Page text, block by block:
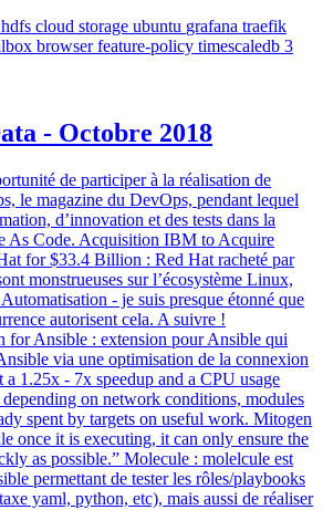
hdfs cloud storage ubuntu grafana traefik
browser feature-policy timescaledb 3
- Octobre 2018
de participer à la réalisation de
le magazine du DevOps, pendant lequel
d’innovation et des tests dans la
As Code. Acquisition IBM to Acquire
for $33.4 Billion : Red Hat racheté par
monstrueuses sur l’écosystème Linux,
- je suis presque étonné que
autorisent cela. A suivre !
for Ansible : extension pour Ansible qui
via une optimisation de la connexion
a 1.25x - 7x speedup and a CPU usage
on network conditions, modules
spent by targets on useful work. Mitogen
once it is executing, it can only ensure the
as possible.” Molecule : molelcule est
permettant de tester les rôles/playbooks
yaml, python, etc), mais aussi de réaliser